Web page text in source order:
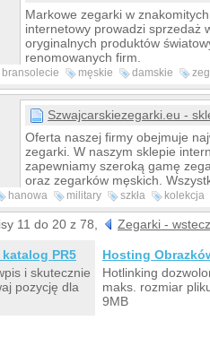
Markowe zegarki w
internetowy prowadzi sprzedaż
oryginalnych produktów
renomowanych firm.
bransolecie męskie damskie
okazje
Szwajcarskiezegarki.eu -
Oferta naszej firmy obejmuje
zegarki. W naszym sklepie
zapewniamy szeroką gamę
oraz zegarków męskich.
przez naszą firmę modele
szwajcarską solidnością oraz
wykonania. W naszym portfolio
dostawców. Zapraszamy do
szczegółami oferty naszej firmy
hanowa military szkła
kolekcja
męska bransoleta
11 do 20 z 78,
Zegarki - wstecz
PR5
i skutecznie
pozycję dla
Hosting
Hotlinking
maks. rozmiar
9MB